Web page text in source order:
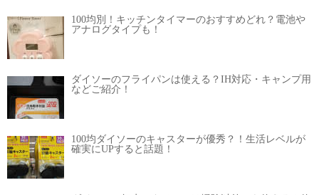
100均別！キッチンタイマーのおすすめどれ？電池や
アナログタイプも！
ダイソーのフライパンは使える？IH対応・キャンプ用
などご紹介！
100均ダイソーのキャスターが優秀？！生活レベルが
確実にUPすると話題！